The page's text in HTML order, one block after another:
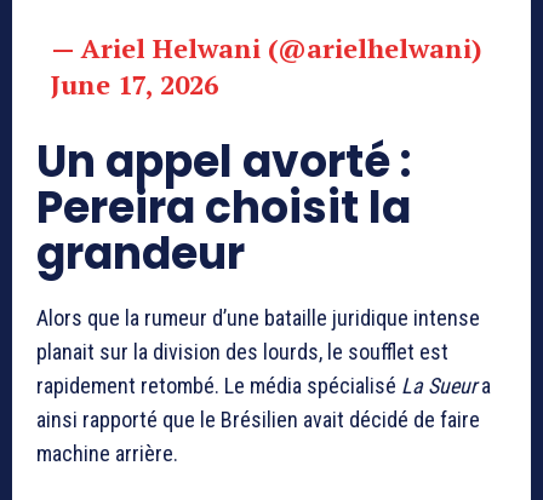
— Ariel Helwani (@arielhelwani)
June 17, 2026
Un appel avorté :
Pereira choisit la
grandeur
Alors que la rumeur d’une bataille juridique intense
planait sur la division des lourds, le soufflet est
rapidement retombé. Le média spécialisé La Sueura
ainsi rapporté que le Brésilien avait décidé de faire
machine arrière.